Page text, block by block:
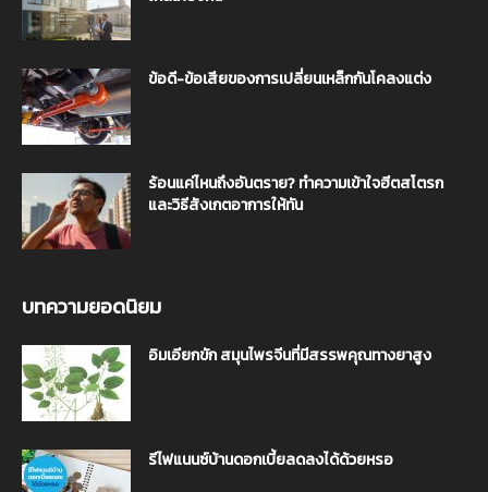
ข้อดี-ข้อเสียของการเปลี่ยนเหล็กกันโคลงแต่ง
ร้อนแค่ไหนถึงอันตราย? ทำความเข้าใจฮีตสโตรก
และวิธีสังเกตอาการให้ทัน
บทความยอดนิยม
อิมเอียกขัก สมุนไพรจีนที่มีสรรพคุณทางยาสูง
รีไฟแนนซ์บ้านดอกเบี้ยลดลงได้ด้วยหรอ